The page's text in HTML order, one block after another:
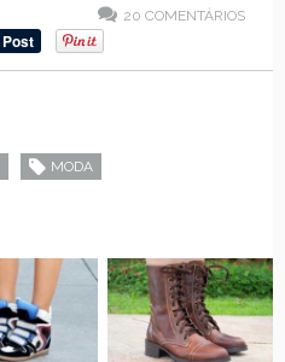
20 COMENTÁRIOS
MODA